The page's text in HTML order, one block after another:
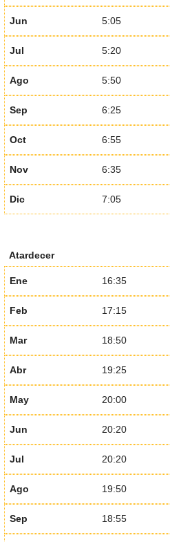
Jun 5:05
Jul 5:20
Ago 5:50
Sep 6:25
Oct 6:55
Nov 6:35
Dic 7:05
Atardecer
Ene 16:35
Feb 17:15
Mar 18:50
Abr 19:25
May 20:00
Jun 20:20
Jul 20:20
Ago 19:50
Sep 18:55